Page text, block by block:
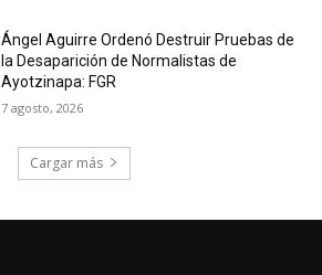
Ángel Aguirre Ordenó Destruir Pruebas de
la Desaparición de Normalistas de
Ayotzinapa: FGR
7 agosto, 2026
Cargar más